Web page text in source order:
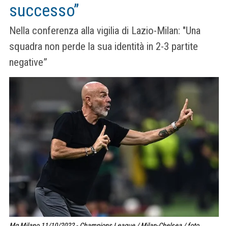
successo”
Nella conferenza alla vigilia di Lazio-Milan: "Una
squadra non perde la sua identità in 2-3 partite
negative”